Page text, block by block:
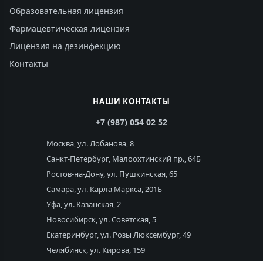
Образовательная лицензия
Фармацевтическая лицензия
Лицензия на дезинфекцию
Контакты
НАШИ КОНТАКТЫ
+7 (987) 054 02 52
Москва, ул. Лобанова, 8
Санкт-Петербург, Малоохтинский пр., 64Б
Ростов-на-Дону, ул. Пушкинская, 65
Самара, ул. Карла Маркса, 201Б
Уфа, ул. Казанская, 2
Новосибирск, ул. Советская, 5
Екатеринбург, ул. Розы Люксембург, 49
Челябинск, ул. Кирова, 159